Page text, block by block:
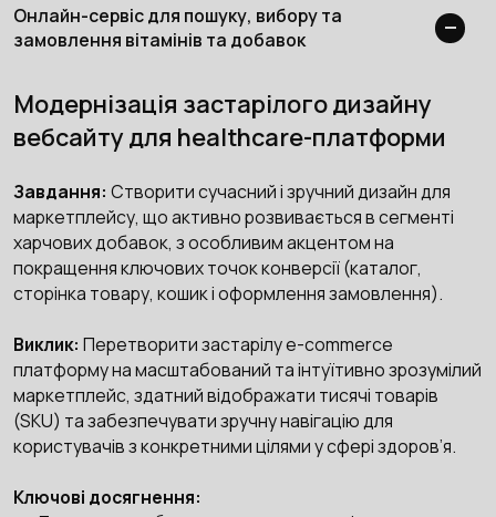
Онлайн-сервіс для пошуку, вибору та
замовлення вітамінів та добавок
Модернізація застарілого дизайну
вебсайту для healthcare-платформи
Завдання: Створити сучасний і зручний дизайн для
маркетплейсу, що активно розвивається в сегменті
харчових добавок, з особливим акцентом на
покращення ключових точок конверсії (каталог,
сторінка товару, кошик і оформлення замовлення).
Виклик: Перетворити застарілу e-commerce
платформу на масштабований та інтуїтивно зрозумілий
маркетплейс, здатний відображати тисячі товарів
(SKU) та забезпечувати зручну навігацію для
користувачів з конкретними цілями у сфері здоров’я.
Ключові досягнення: